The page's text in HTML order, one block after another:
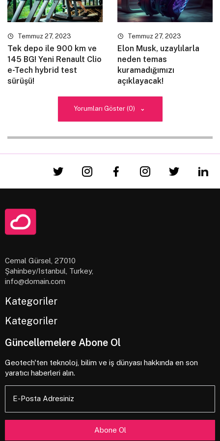
justo. In tincidunt, nulla vitae volutpat fermentum, odio
purus auctor nunc, eu vulputate orci est eget neque.
Quisque vehicula eget arcu sit amet pretium.
ultrices posuere cubilia curae; In vel diam lacinia,
gravida augue eget, consequat ligula. Maecenas vitae
ac turpis egestas.
elit.
Nunc vitae lectus quis enim aliquet bibendum.
Proin non risus sed lectus mattis rhoncus eget sed
Aenean et nisi vitae tortor volutpat semper nec
Temmuz 27, 2023
Tek depo ile 900 km ve
145 BG! Yeni Renault Clio
e-Tech hybrid test
sürüşü!
Temmuz 27, 2023
Elon Musk, uzaylılarla
neden temas
kuramadığımızı
açıklayacak!
Yorumları Göster (0)
Cemal Gürsel, 27010
Şahinbey/Istanbul, Turkey,
info@domain.com
Kategoriler
Kategoriler
Güncellemelere Abone Ol
Geotech'ten teknoloj, bilim ve iş dünyası hakkında en son
yaratıcı haberleri alın.
E-Posta Adresiniz